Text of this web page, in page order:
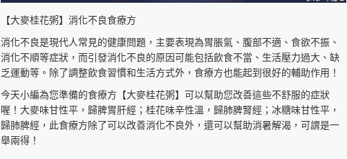
台大食品與生物分子研究中心
http://rcfb.bioagri.ntu.edu.tw/
https://reurl.cc/x6Z7zN
國家食品安全教育暨研究中心
https://www.ncfser.ntu.edu.tw/
全球健康促進產學聯盟
https://reurl.cc/GAWlly
【大麥桂花粥】消化不良食療方
消化不良是現代人常見的健康問題，主要表現為胃脹氣、腹部不適、食欲不振、
消化不順等症狀，而引發消化不良的原因可能包括飲食不當、生活壓力過大、缺
乏運動等。除了調整飲食習慣和生活方式外，食療方也能起到很好的輔助作用！
今天小編為您準備的食療方【大麥桂花粥】可以幫助您改善這些不舒服的症狀
喔！大麥味甘性平，歸脾胃肝經；桂花味辛性溫，歸肺脾腎經；冰糖味甘性平，
歸肺脾經，此食療方除了可以改善消化不良外，還可以幫助消暑解渴，可謂是一
舉兩得！